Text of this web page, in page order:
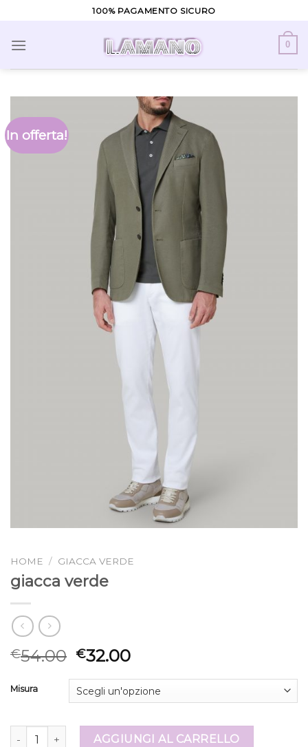
content
100% PAGAMENTO SICURO
0
In offerta!
HOME / GIACCA VERDE
giacca verde
€54.00 €32.00
Misura
giacca verde quantitàAGGIUNGI AL CARRELLO